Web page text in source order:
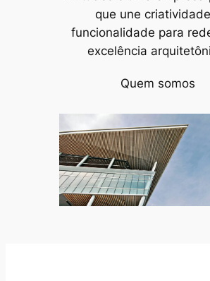
que une
funcionalidade para
excelência
Quem somos